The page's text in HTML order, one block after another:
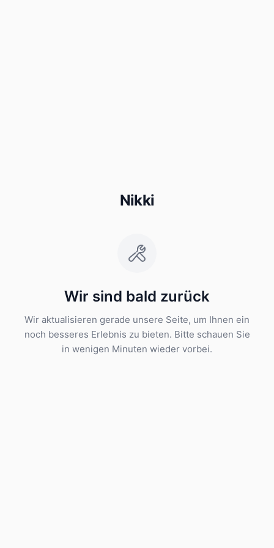
Nikki
Wir sind bald zurück
Wir aktualisieren gerade unsere Seite, um Ihnen ein
noch besseres Erlebnis zu bieten. Bitte schauen Sie
in wenigen Minuten wieder vorbei.